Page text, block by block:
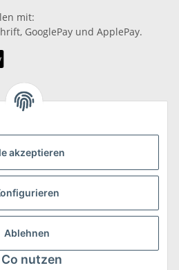
akzeptieren
Ablehnen
nutzen
mit:
GooglePay und ApplePay.